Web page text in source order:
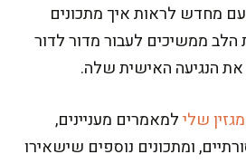
מחדש לראות איך מתכונים
ממשיכים לעבור מדור לדור
הנגיעה האישית שלה.
שלילמאמרים מעניינים,
ומתכונים נוספים שישאירו